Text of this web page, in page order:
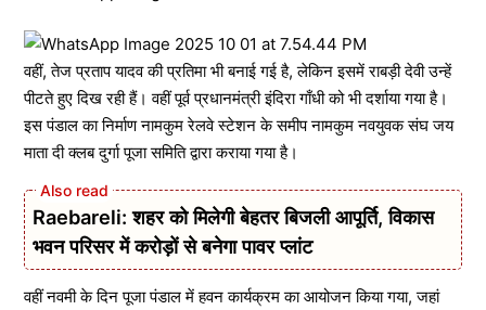
वहीं, तेज प्रताप यादव की प्रतिमा भी बनाई गई है, लेकिन इसमें राबड़ी देवी उन्हें
पीटते हुए दिख रही हैं। वहीं पूर्व प्रधानमंत्री इंदिरा गाँधी को भी दर्शाया गया है।
इस पंडाल का निर्माण नामकुम रेलवे स्टेशन के समीप नामकुम नवयुवक संघ जय
माता दी क्लब दुर्गा पूजा समिति द्वारा कराया गया है।
Raebareli: शहर को मिलेगी बेहतर बिजली आपूर्ति, विकास
भवन परिसर में करोड़ों से बनेगा पावर प्लांट
वहीं नवमी के दिन पूजा पंडाल में हवन कार्यक्रम का आयोजन किया गया, जहां